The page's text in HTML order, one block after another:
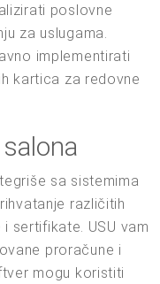
poslovne
za uslugama.
implementirati
kartica za redovne
sa sistemima
različitih
sertifikate. USU vam
proračune i
mogu koristiti